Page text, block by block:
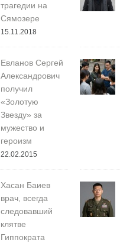
трагедии на
Сямозере
15.11.2018
Евланов Сергей
Александрович
получил
«Золотую
Звезду» за
мужество и
героизм
22.02.2015
Хасан Баиев
врач, всегда
следовавший
клятве
Гиппократа